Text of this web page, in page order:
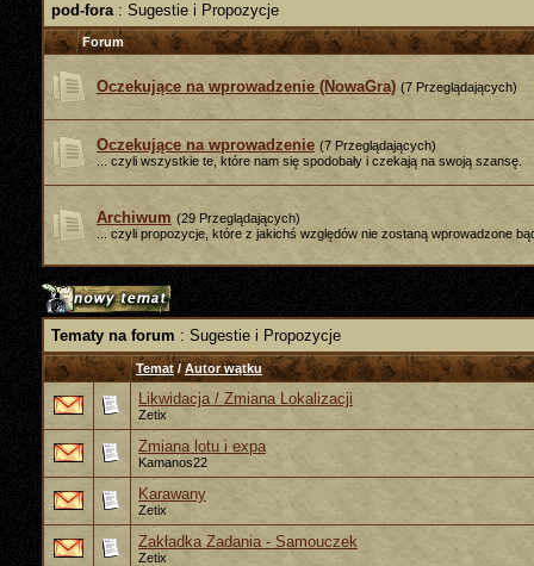
pod-fora : Sugestie i Propozycje
Forum
Oczekujące na wprowadzenie (NowaGra) (7 Przeglądających)
Oczekujące na wprowadzenie (7 Przeglądających)
... czyli wszystkie te, które nam się spodobały i czekają na swoją szansę.
Archiwum (29 Przeglądających)
... czyli propozycje, które z jakichś względów nie zostaną wprowadzone
Tematy na forum : Sugestie i Propozycje
Temat/Autor wątku
Likwidacja / Zmiana Lokalizacji
Zetix
Zmiana lotu i expa
Kamanos22
Karawany
Zetix
Zakładka Zadania - Samouczek
Zetix